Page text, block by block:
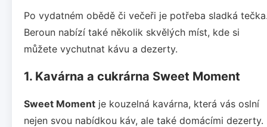
Po vydatném obědě či večeři je potřeba sladká
Beroun nabízí také několik skvělých míst, kde si
můžete vychutnat kávu a dezerty.
1. Kavárna a cukrárna Sweet Moment
Sweet Moment je kouzelná kavárna, která vás oslní
nejen svou nabídkou káv, ale také domácími dezerty.